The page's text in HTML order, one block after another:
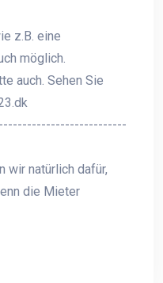
z.B. eine
möglich.
auch. Sehen Sie
wir natürlich dafür,
die Mieter